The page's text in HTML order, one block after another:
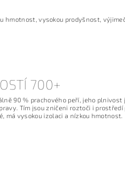
hmotnost, vysokou prodyšnost,
700+
90 % prachového peří, jeho
Tím jsou zničeni roztoči i
má vysokou izolaci a nízkou hmotnost.